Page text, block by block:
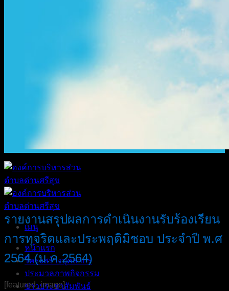
เมนู
หน้าแรก
โครงสร้างบุคลากร
ประมวลภาพกิจกรรม
ข่าวประชาสัมพันธ์
รายงานสรุปผลการดำเนินงานรับร้องเรียน
การทุจริตและประพฤติมิชอบ ประจำปี พ.ศ
2564 (ม.ค.2564)
[featured_image]